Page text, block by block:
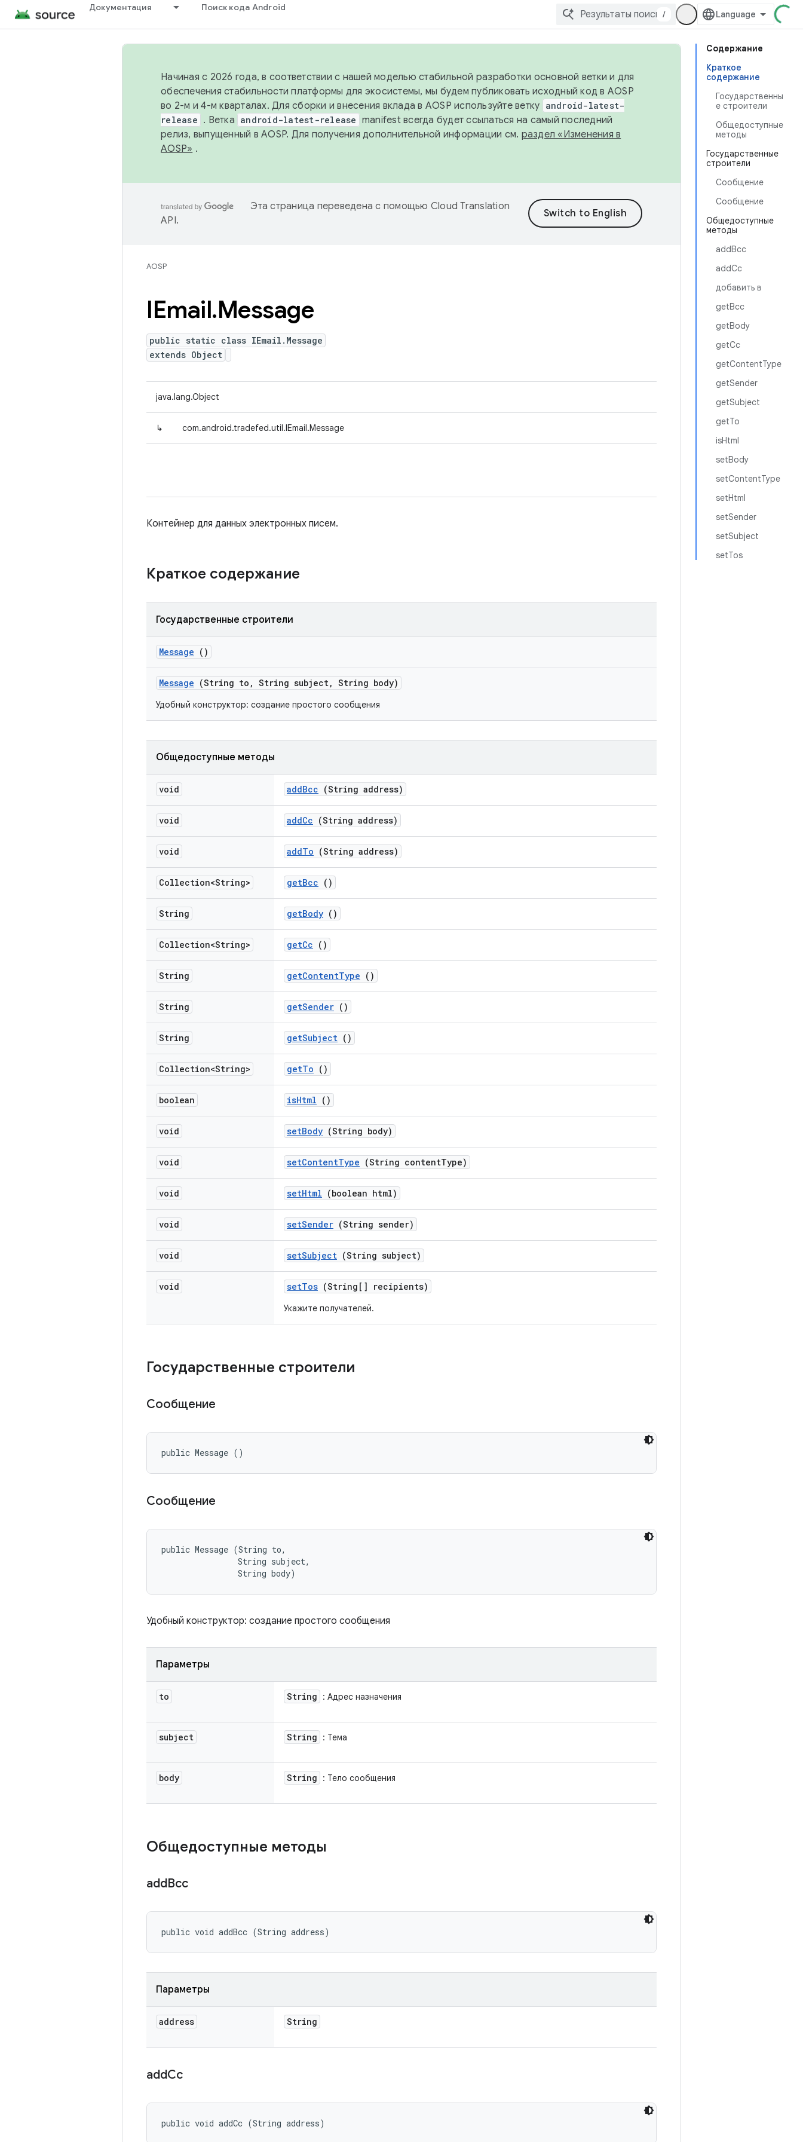
Документация Поиск кода Android
/
Содержание
Краткое
содержание
Государственны
е строители
Общедоступные
методы
Государственные
строители
Сообщение
Сообщение
Общедоступные
методы
addBcc
addCc
добавить в
getBcc
getBody
getCc
getContentType
getSender
getSubject
getTo
isHtml
setBody
setContentType
setHtml
setSender
setSubject
setTos
Начиная с 2026 года, в соответствии с нашей моделью стабильной разработки основной ветки и для
обеспечения стабильности платформы для экосистемы, мы будем публиковать исходный код в AOSP
во 2-м и 4-м кварталах. Для сборки и внесения вклада в AOSP используйте ветку android-latest-
release . Ветка android-latest-release manifest всегда будет ссылаться на самый последний
релиз, выпущенный в AOSP. Для получения дополнительной информации см. раздел «Изменения в
AOSP» .
Эта страница переведена с помощью Cloud Translation
API.
AOSP
IEmail.Message
public static class IEmail.Message
extends Object
java.lang.Object
↳ com.android.tradefed.util.IEmail.Message
Контейнер для данных электронных писем.
Краткое содержание
Государственные строители
Message ()
Message (String to , String subject, String body)
Удобный конструктор: создание простого сообщения
Общедоступные методы
void addBcc (String address)
void addCc (String address)
void addTo (String address)
Collection<String> getBcc ()
String getBody ()
Collection<String> getCc ()
String getContentType ()
String getSender ()
String getSubject ()
Collection<String> getTo ()
boolean isHtml ()
void setBody (String body)
void setContentType (String contentType)
void setHtml (boolean html)
void setSender (String sender)
void setSubject (String subject)
void setTos (String[] recipients)
Укажите получателей.
Государственные строители
Сообщение
public Message ()
Сообщение
public Message (String to,
                String subject,
                String body)
Удобный конструктор: создание простого сообщения
Параметры
to String : Адрес назначения
subject String : Тема
body String : Тело сообщения
Общедоступные методы
addBcc
public void addBcc (String address)
Параметры
address String
addCc
public void addCc (String address)